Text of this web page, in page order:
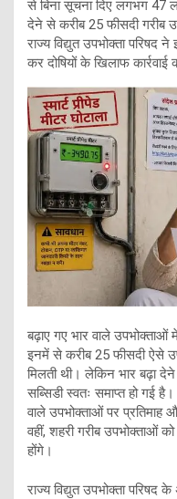
से बिना सूचना दिए लगभग 47
देने से करीब 25 फीसदी गरीब
राज्य विद्युत उपभोक्ता
कर दोषियों के खिलाफ कार्रवाई
बढ़ाए गए भार वाले उपभोक्ताओं
इनमें से करीब 25 फीसदी ऐसे
मिलती थी। लेकिन भार बढ़ा
सब्सिडी स्वतः समाप्त हो गई
वाले उपभोक्ताओं पर प्रतिमाह
वहीं, शहरी गरीब उपभोक्ताओं
होंगे।
राज्य विद्युत उपभोक्ता परिषद